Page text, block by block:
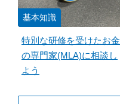
基本知識
特別な研修を受けたお金
の専門家(MLA)に相談し
よう